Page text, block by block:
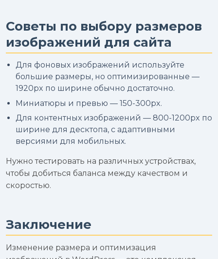
Советы по выбору размеров
изображений для сайта
Для фоновых изображений используйте
большие размеры, но оптимизированные —
1920px по ширине обычно достаточно.
Миниатюры и превью — 150-300px.
Для контентных изображений — 800-1200px по
ширине для десктопа, с адаптивными
версиями для мобильных.
Нужно тестировать на различных устройствах,
чтобы добиться баланса между качеством и
скоростью.
Заключение
Изменение размера и оптимизация